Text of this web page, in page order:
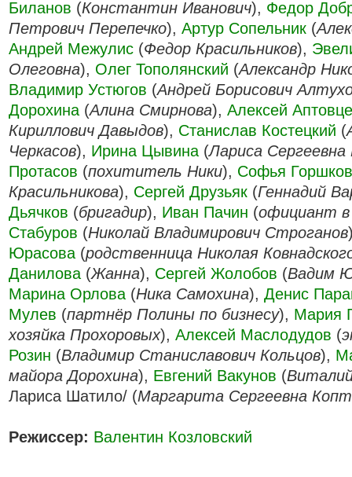
Биланов (Константин Иванович), Федор
Петрович Перепечко), Артур Сопельник (
Андрей Межулис (Федор Красильников),
Олеговна), Олег Тополянский (Александр
Владимир Устюгов (Андрей Борисович
Дорохина (Алина Смирнова), Алексей
Кириллович Давыдов), Станислав Костецкий (
Черкасов), Ирина Цывина (Лариса Сергеевна
Протасов (похититель Ники), Софья
Красильникова), Сергей Друзьяк (Геннадий
Дьячков (бригадир), Иван Пачин (официант
Стабуров (Николай Владимирович Строганов
Юрасова (родственница Николая
Данилова (Жанна), Сергей Жолобов (Вадим
Марина Орлова (Ника Самохина), Денис
Мулев (партнёр Полины по бизнесу), Мария
хозяйка Прохоровых), Алексей Маслодудов (
Розин (Владимир Станиславович Кольцов),
майора Дорохина), Евгений Вакунов (
Лариса Шатило/ (Маргарита Сергеевна
Режиссер: Валентин Козловский